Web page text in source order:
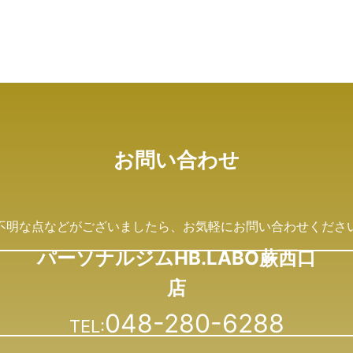
お問い合わせ
明な点などがございましたら、 お気軽にお問い合わせくださ
パーソナルジムHB.LABO蕨西口
店
TEL:048-280-6288